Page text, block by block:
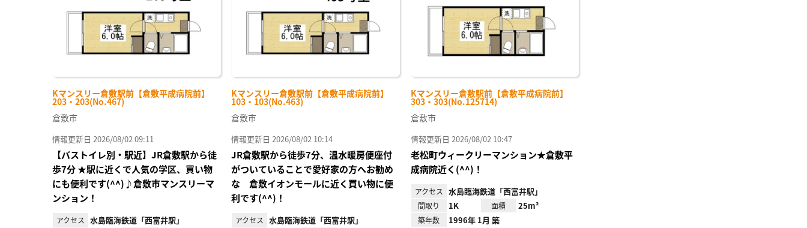
Kマンスリー倉敷駅前【倉敷平成病院前】
203・203(No.467)
倉敷市
情報更新日 2026/08/02 09:11
【バストイレ別・駅近】JR倉敷駅から徒
歩7分 ★駅に近くで人気の学区、買い物
にも便利です(^^)♪倉敷市マンスリーマ
ンション！
アクセス 水島臨海鉄道「西富井駅」
Kマンスリー倉敷駅前【倉敷平成病院前】
103・103(No.463)
倉敷市
情報更新日 2026/08/02 10:14
JR倉敷駅から徒歩7分、温水暖房便座付
がついていることで愛好家の方へお勧め
な 倉敷イオンモールに近く買い物に便
利です(^^)！
アクセス 水島臨海鉄道「西富井駅」
Kマンスリー倉敷駅前【倉敷平成病院前】
303・303(No.125714)
倉敷市
情報更新日 2026/08/02 10:47
老松町ウィークリーマンション★倉敷平
成病院近く(^^)！
アクセス 水島臨海鉄道「西富井駅」
間取り 1K 面積 25m²
築年数 1996年 1月 築